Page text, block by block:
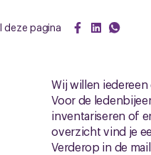
deze pagina
Wij willen
Voor de
inventariseren of
overzicht vind je
Verderop in de